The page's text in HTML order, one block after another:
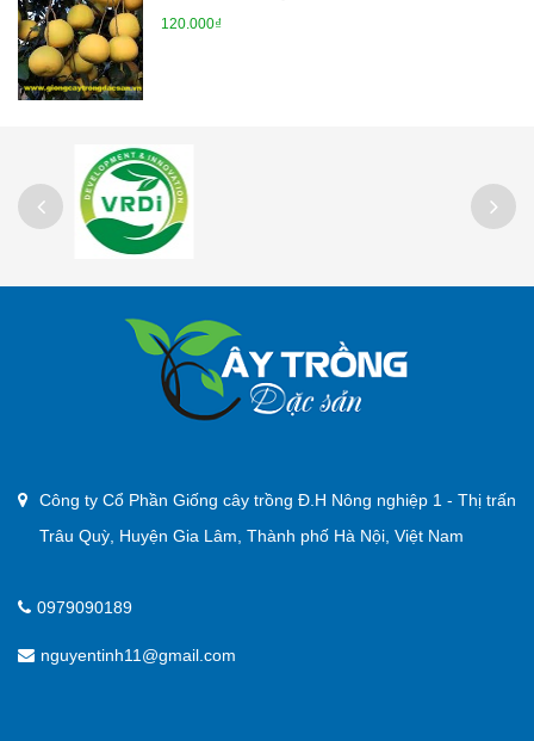
120.000₫
Công ty Cổ Phần Giống cây trồng Đ.H Nông nghiệp 1 - Thị trấn
Trâu Quỳ, Huyện Gia Lâm, Thành phố Hà Nội, Việt Nam
0979090189
nguyentinh11@gmail.com